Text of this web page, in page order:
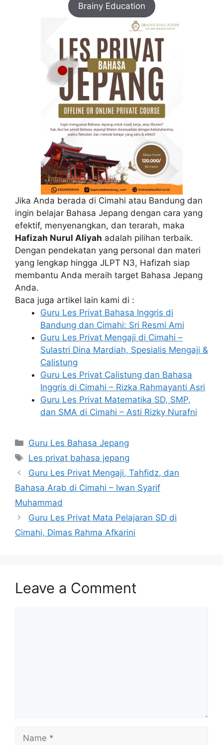
Brainy Education
Jika Anda berada di Cimahi atau Bandung dan
ingin belajar Bahasa Jepang dengan cara yang
efektif, menyenangkan, dan terarah, maka
Hafizah Nurul Aliyah adalah pilihan terbaik.
Dengan pendekatan yang personal dan materi
yang lengkap hingga JLPT N3, Hafizah siap
membantu Anda meraih target Bahasa Jepang
Anda.
Baca juga artikel lain kami di :
Guru Les Privat Bahasa Inggris di
Bandung dan Cimahi: Sri Resmi Ami
Guru Les Privat Mengaji di Cimahi –
Sulastri Dina Mardiah, Spesialis Mengaji &
Calistung
Guru Les Privat Calistung dan Bahasa
Inggris di Cimahi – Rizka Rahmayanti Asri
Guru Les Privat Matematika SD, SMP,
dan SMA di Cimahi – Asti Rizky Nurafni
Categories
Guru Les Bahasa Jepang
Tags
Les privat bahasa jepang
Guru Les Privat Mengaji, Tahfidz, dan
Bahasa Arab di Cimahi – Iwan Syarif
Muhammad
Guru Les Privat Mata Pelajaran SD di
Cimahi, Dimas Rahma Afkarini
Leave a Comment